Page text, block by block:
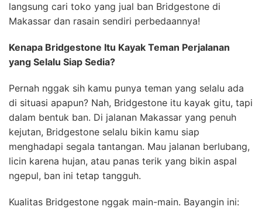
langsung cari toko yang jual ban Bridgestone di
Makassar dan rasain sendiri perbedaannya!
Kenapa Bridgestone Itu Kayak Teman Perjalanan
yang Selalu Siap Sedia?
Pernah nggak sih kamu punya teman yang selalu ada
di situasi apapun? Nah, Bridgestone itu kayak gitu, tapi
dalam bentuk ban. Di jalanan Makassar yang penuh
kejutan, Bridgestone selalu bikin kamu siap
menghadapi segala tantangan. Mau jalanan berlubang,
licin karena hujan, atau panas terik yang bikin aspal
ngepul, ban ini tetap tangguh.
Kualitas Bridgestone nggak main-main. Bayangin ini: